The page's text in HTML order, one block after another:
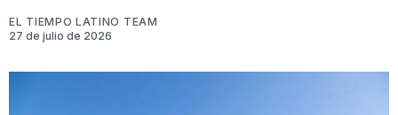
EL TIEMPO LATINO TEAM
27 de julio de 2026